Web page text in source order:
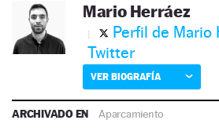
Mario Herráez
Perfil de Mario
Twitter
VER BIOGRAFÍA
ARCHIVADO EN Aparcamiento